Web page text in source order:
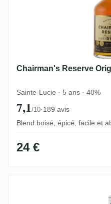
Chairman's Reserve
Sainte-Lucie · 5 ans · 40%
7,1/10·189 avis
Blend boisé, épicé, facile et
24 €
Edmundo B.